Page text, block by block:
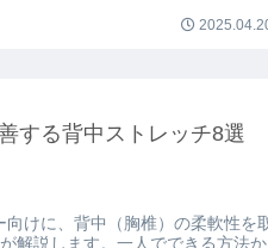
する背中ストレッチ8選
けに、背中（胸椎）の柔軟性を
解説します。一人でできる方法か